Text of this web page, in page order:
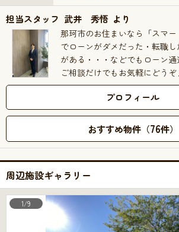
担当スタッフ 武井 秀悟 より
那珂市のお住まいなら「スマ
でローンがダメだった・転職
がある・・・などでもローン
ご相談だけでもお気軽にどう
プロフィール
おすすめ物件（76件）
周辺施設ギャラリー
1/9